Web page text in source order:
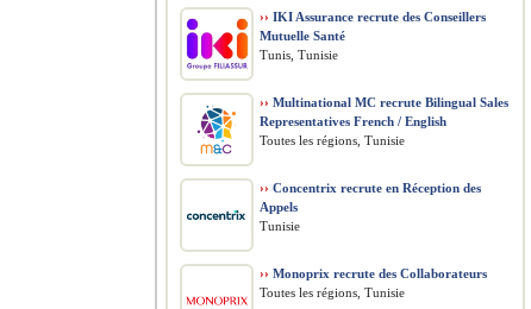
›› IKI Assurance recrute des Conseillers
Mutuelle Santé
Tunis, Tunisie
›› Multinational MC recrute Bilingual Sales
Representatives French / English
Toutes les régions, Tunisie
›› Concentrix recrute en Réception des
Appels
Tunisie
›› Monoprix recrute des Collaborateurs
Toutes les régions, Tunisie